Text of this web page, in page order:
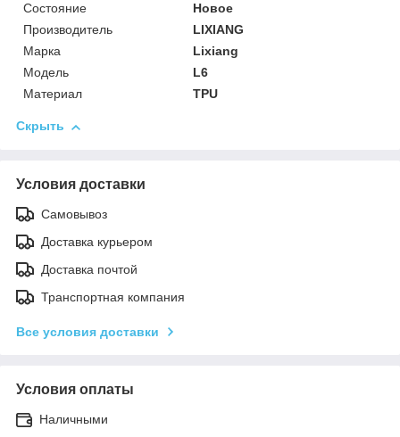
Состояние
Новое
Производитель
LIXIANG
Марка
Lixiang
Модель
L6
Материал
TPU
Скрыть
Условия доставки
Самовывоз
Доставка курьером
Доставка почтой
Транспортная компания
Все условия доставки
Условия оплаты
Наличными